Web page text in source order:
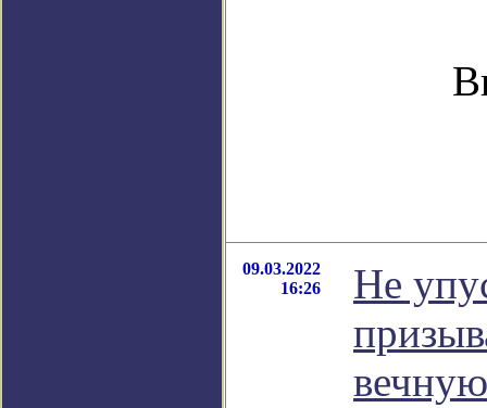
09.03.2022
16:26
Не